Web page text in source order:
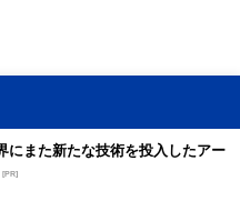
にまた新たな技術を投入したアー